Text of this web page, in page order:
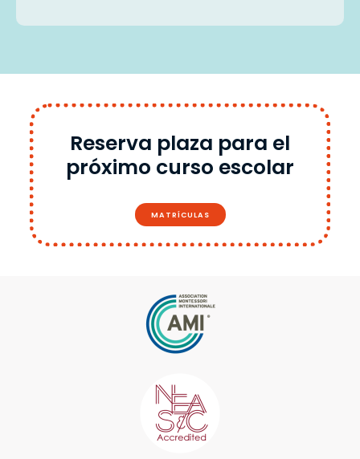
Reserva plaza para el
próximo curso escolar
MATRÍCULAS